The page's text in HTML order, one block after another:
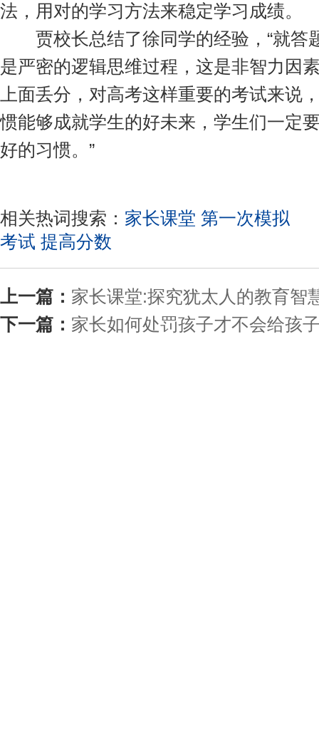
法，用对的学习方法来稳定学习成绩。
贾校长总结了徐同学的经验，“就答
是严密的逻辑思维过程，这是非智力因
上面丢分，对高考这样重要的考试来说
惯能够成就学生的好未来，学生们一定
好的习惯。”
相关热词搜索： 家长课堂 第一次模拟
考试 提高分数
上一篇： 家长课堂:探究犹太人的教育智
下一篇： 家长如何处罚孩子才不会给孩